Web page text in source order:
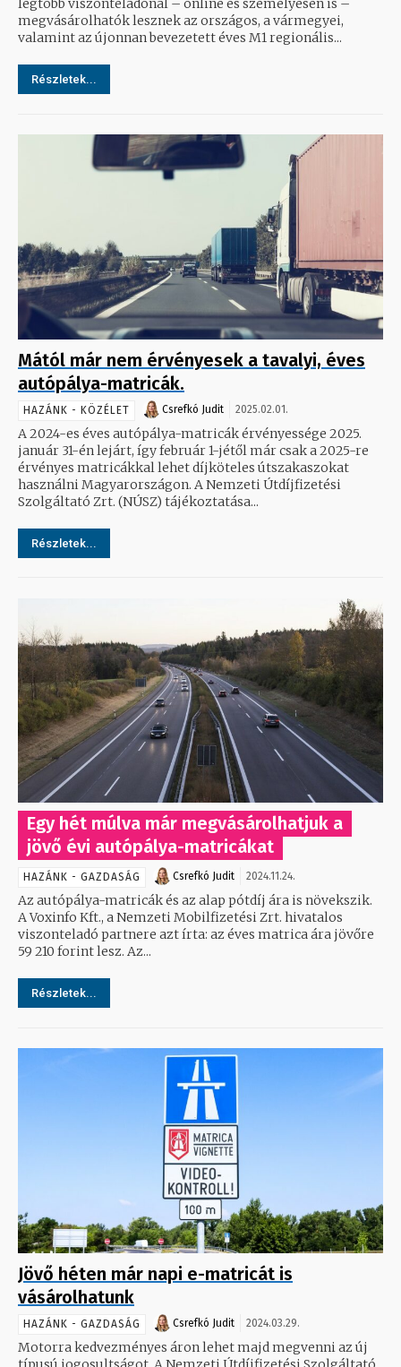
legtöbb viszonteladónál – online és személyesen is –
megvásárolhatók lesznek az országos, a vármegyei,
valamint az újonnan bevezetett éves M1 regionális...
Részletek...
Mától már nem érvényesek a tavalyi, éves
autópálya-matricák.
HAZÁNK - KÖZÉLET Csrefkó Judit 2025.02.01.
A 2024-es éves autópálya-matricák érvényessége 2025.
január 31-én lejárt, így február 1-jétől már csak a 2025-re
érvényes matricákkal lehet díjköteles útszakaszokat
használni Magyarországon. A Nemzeti Útdíjfizetési
Szolgáltató Zrt. (NÚSZ) tájékoztatása...
Részletek...
Egy hét múlva már megvásárolhatjuk a
jövő évi autópálya-matricákat
HAZÁNK - GAZDASÁG Csrefkó Judit 2024.11.24.
Az autópálya-matricák és az alap pótdíj ára is növekszik.
A Voxinfo Kft., a Nemzeti Mobilfizetési Zrt. hivatalos
viszonteladó partnere azt írta: az éves matrica ára jövőre
59 210 forint lesz. Az...
Részletek...
Jövő héten már napi e-matricát is
vásárolhatunk
HAZÁNK - GAZDASÁG Csrefkó Judit 2024.03.29.
Motorra kedvezményes áron lehet majd megvenni az új